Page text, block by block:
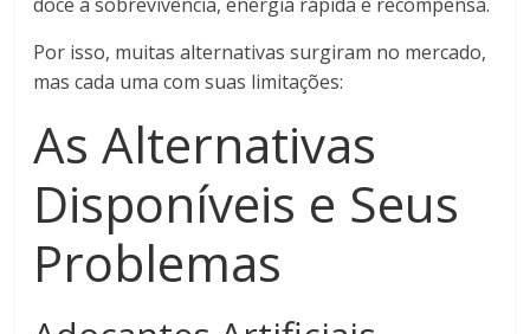
Por isso, muitas alternativas surgiram no mercado,
mas cada uma com suas limitações:
As Alternativas
Disponíveis e Seus
Problemas